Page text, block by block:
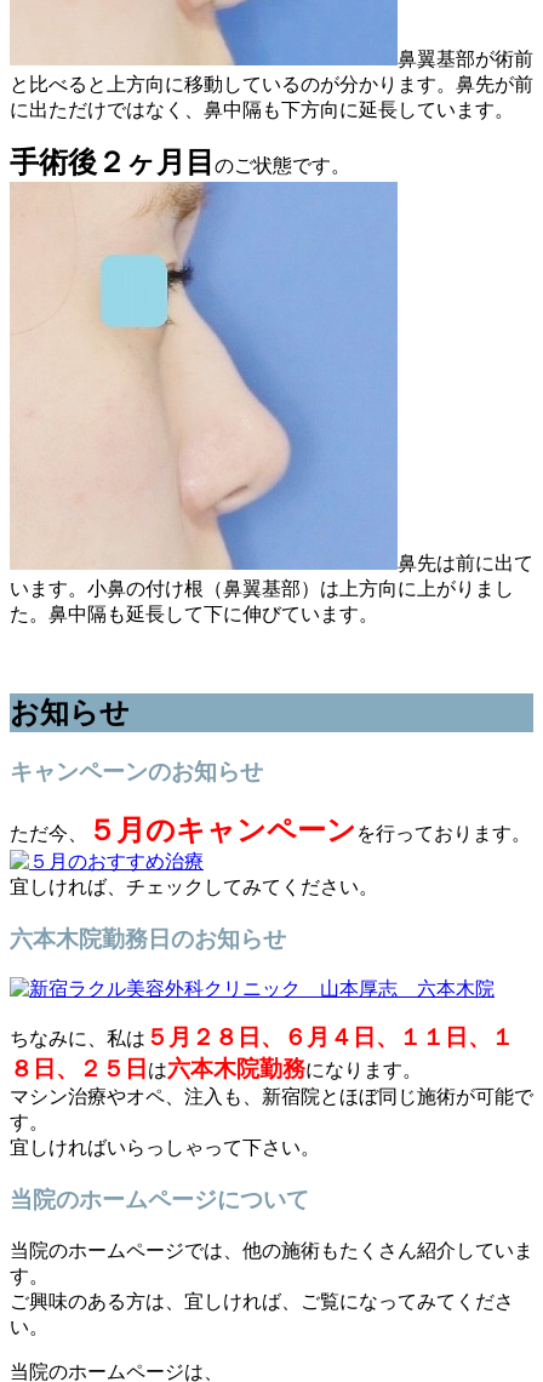
鼻翼基部が術前
と比べると上方向に移動しているのが分かります。鼻先が前
に出ただけではなく、鼻中隔も下方向に延長しています。
手術後２ヶ月目 のご状態です。
鼻先は前に出て
います。小鼻の付け根（鼻翼基部）は上方向に上がりまし
た。鼻中隔も延長して下に伸びています。
お知らせ
キャンペーンのお知らせ
ただ今、 ５月のキャンペーン を行っております。
宜しければ、チェックしてみてください。
六本木院勤務日のお知らせ
ちなみに、私は ５月２８日、６月４日、１１日、１
８日、２５日 は六本木院勤務になります。
マシン治療やオペ、注入も、新宿院とほぼ同じ施術が可能で
す。
宜しければいらっしゃって下さい。
当院のホームページについて
当院のホームページでは、他の施術もたくさん紹介していま
す。
ご興味のある方は、宜しければ、ご覧になってみてくださ
い。
当院のホームページは、